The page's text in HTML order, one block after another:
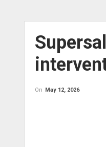
On May 12, 2026